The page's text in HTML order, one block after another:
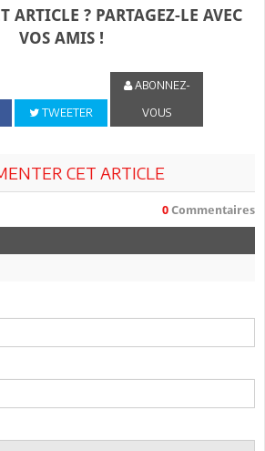
ARTICLE ? PARTAGEZ-LE AVEC
VOS AMIS !
TWEETER
ABONNEZ-
VOUS
CET ARTICLE
0 Commentaires